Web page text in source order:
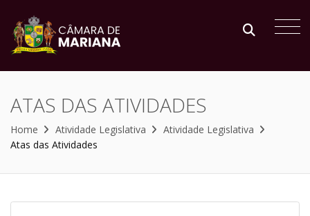
ATAS DAS ATIVIDADES
Home Atividade Legislativa
Atividade Legislativa
Atas das Atividades